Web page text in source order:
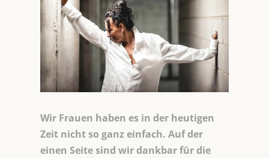
Wir Frauen haben es in der heutigen
Zeit nicht so ganz einfach. Auf der
einen Seite sind wir dankbar für die